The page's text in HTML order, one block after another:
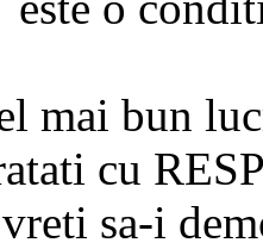
mai bun
cu
vreti sa-i